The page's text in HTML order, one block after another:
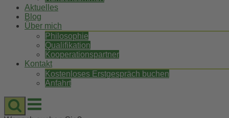
Aktuelles
Blog
Über mich
Philosophie
Qualifikation
Kooperationspartner
Kontakt
Kostenloses Erstgespräch buchen
Anfahrt
Menu